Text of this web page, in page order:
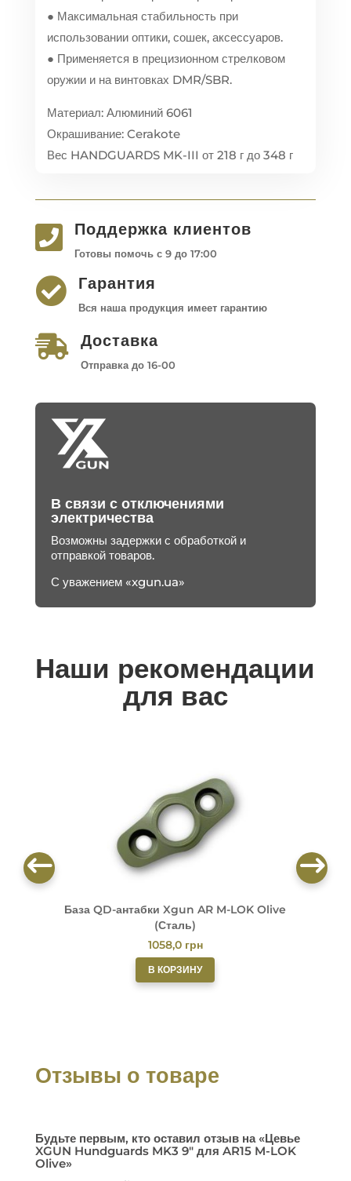
● Максимальная стабильность при
использовании оптики, сошек, аксессуаров.
● Применяется в прецизионном стрелковом
оружии и на винтовках DMR/SBR.
Материал: Алюминий 6061
Окрашивание: Cerakote
Вес HANDGUARDS MK-III от 218 г до 348 г
 Поддержка клиентов
Готовы помочь с 9 до 17:00
 Гарантия
Вся наша продукция имеет гарантию
 Доставка
Отправка до 16-00
В связи с отключениями
электричества
Возможны задержки с обработкой и
отправкой товаров.
С уважением «xgun.ua»
Наши рекомендации
для вас
База QD-антабки Xgun AR M-LOK Olive
(Сталь)
1058,0 грн
В КОРЗИНУ
Отзывы о товаре
Будьте первым, кто оставил отзыв на «Цевье
XGUN Hundguards MK3 9″ для AR15 M-LOK
Olive»